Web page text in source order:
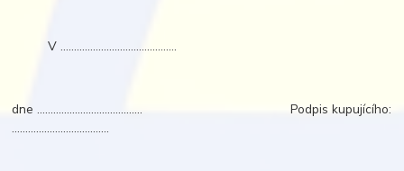
V ...........................................
dne ….................................... Podpis kupujícího:
....................................